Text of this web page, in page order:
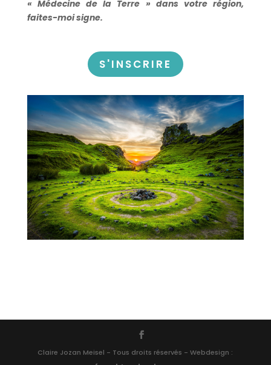
« Médecine de la Terre » dans votre région,
faites-moi signe.
S'INSCRIRE
Claire Jozan Meisel - Tous droits réservés - Webdesign :